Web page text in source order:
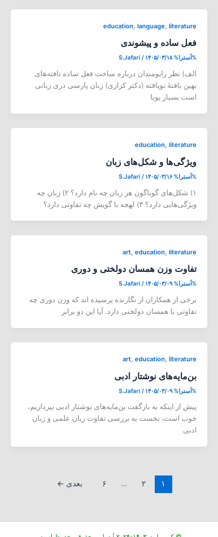
education, language, literature
فعل ساده و پیشوندی
%آسترا% S.Jafari / ۱۴۰۵/۰۳/۱۸
الف) نظر رایومندان درباره ساخت فعل ساده تافته‌های
بهین بافتۀ نویافته (دکتر کزازی) زبان پارسی دری زبانی
است بسیار پویا
education, literature
ویژگی‌ها و شکل‌های زبان
%آسترا% S.Jafari / ۱۴۰۵/۰۳/۱۶
۱) شکل‌های گوناگون هر زبان چه نام دارد؟ ۲) زبان چه
ویژگی‌هایی دارد؟ ۳) لهجه با گویش چه تفاوتی دارد؟
art, education, literature
تفاوت وزن همسان دولختی و دوری
%آسترا% S.Jafari / ۱۴۰۵/۰۳/۰۹
برخی از همکاران از نگارنده پرسیده اند که وزن دوری چه
تفاوتی با همسان دولختی دارد. آیا این دو برابر
art, education, literature
بن‌مایه‌های نوشتار ادبی
%آسترا% S.Jafari / ۱۴۰۵/۰۳/۰۹
پیش از اینکه به بازگفت بن‌مایه‌های نوشتار ادبی بپردازیم،
خوب است، نخست به بررسی تفاوت زبان علمی و زبان
ادبی
۱ ۲ … ۶ بعدی ←